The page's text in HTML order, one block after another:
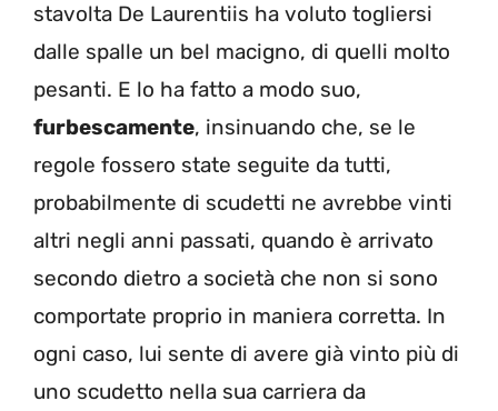
stavolta De Laurentiis ha voluto togliersi
dalle spalle un bel macigno, di quelli molto
pesanti. E lo ha fatto a modo suo,
furbescamente, insinuando che, se le
regole fossero state seguite da tutti,
probabilmente di scudetti ne avrebbe vinti
altri negli anni passati, quando è arrivato
secondo dietro a società che non si sono
comportate proprio in maniera corretta. In
ogni caso, lui sente di avere già vinto più di
uno scudetto nella sua carriera da